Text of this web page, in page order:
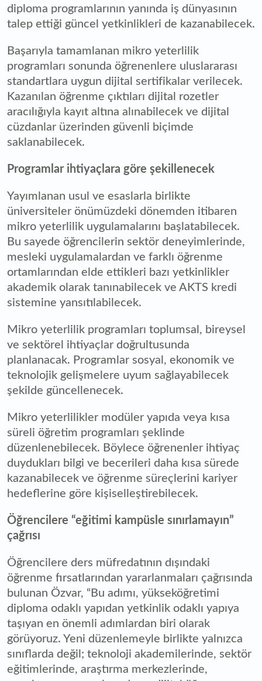
diploma programlarının yanında iş dünyasının
talep ettiği güncel yetkinlikleri de kazanabilecek.
Başarıyla tamamlanan mikro yeterlilik
programları sonunda öğrenenlere uluslararası
standartlara uygun dijital sertifikalar verilecek.
Kazanılan öğrenme çıktıları dijital rozetler
aracılığıyla kayıt altına alınabilecek ve dijital
cüzdanlar üzerinden güvenli biçimde
saklanabilecek.
Programlar ihtiyaçlara göre şekillenecek
Yayımlanan usul ve esaslarla birlikte
üniversiteler önümüzdeki dönemden itibaren
mikro yeterlilik uygulamalarını başlatabilecek.
Bu sayede öğrencilerin sektör deneyimlerinde,
mesleki uygulamalardan ve farklı öğrenme
ortamlarından elde ettikleri bazı yetkinlikler
akademik olarak tanınabilecek ve AKTS kredi
sistemine yansıtılabilecek.
Mikro yeterlilik programları toplumsal, bireysel
ve sektörel ihtiyaçlar doğrultusunda
planlanacak. Programlar sosyal, ekonomik ve
teknolojik gelişmelere uyum sağlayabilecek
şekilde güncellenecek.
Mikro yeterlilikler modüler yapıda veya kısa
süreli öğretim programları şeklinde
düzenlenebilecek. Böylece öğrenenler ihtiyaç
duydukları bilgi ve becerileri daha kısa sürede
kazanabilecek ve öğrenme süreçlerini kariyer
hedeflerine göre kişiselleştirebilecek.
Öğrencilere “eğitimi kampüsle sınırlamayın”
çağrısı
Öğrencilere ders müfredatının dışındaki
öğrenme fırsatlarından yararlanmaları çağrısında
bulunan Özvar, “Bu adımı, yükseköğretimi
diploma odaklı yapıdan yetkinlik odaklı yapıya
taşıyan en önemli adımlardan biri olarak
görüyoruz. Yeni düzenlemeyle birlikte yalnızca
sınıflarda değil; teknoloji akademilerinde, sektör
eğitimlerinde, araştırma merkezlerinde,